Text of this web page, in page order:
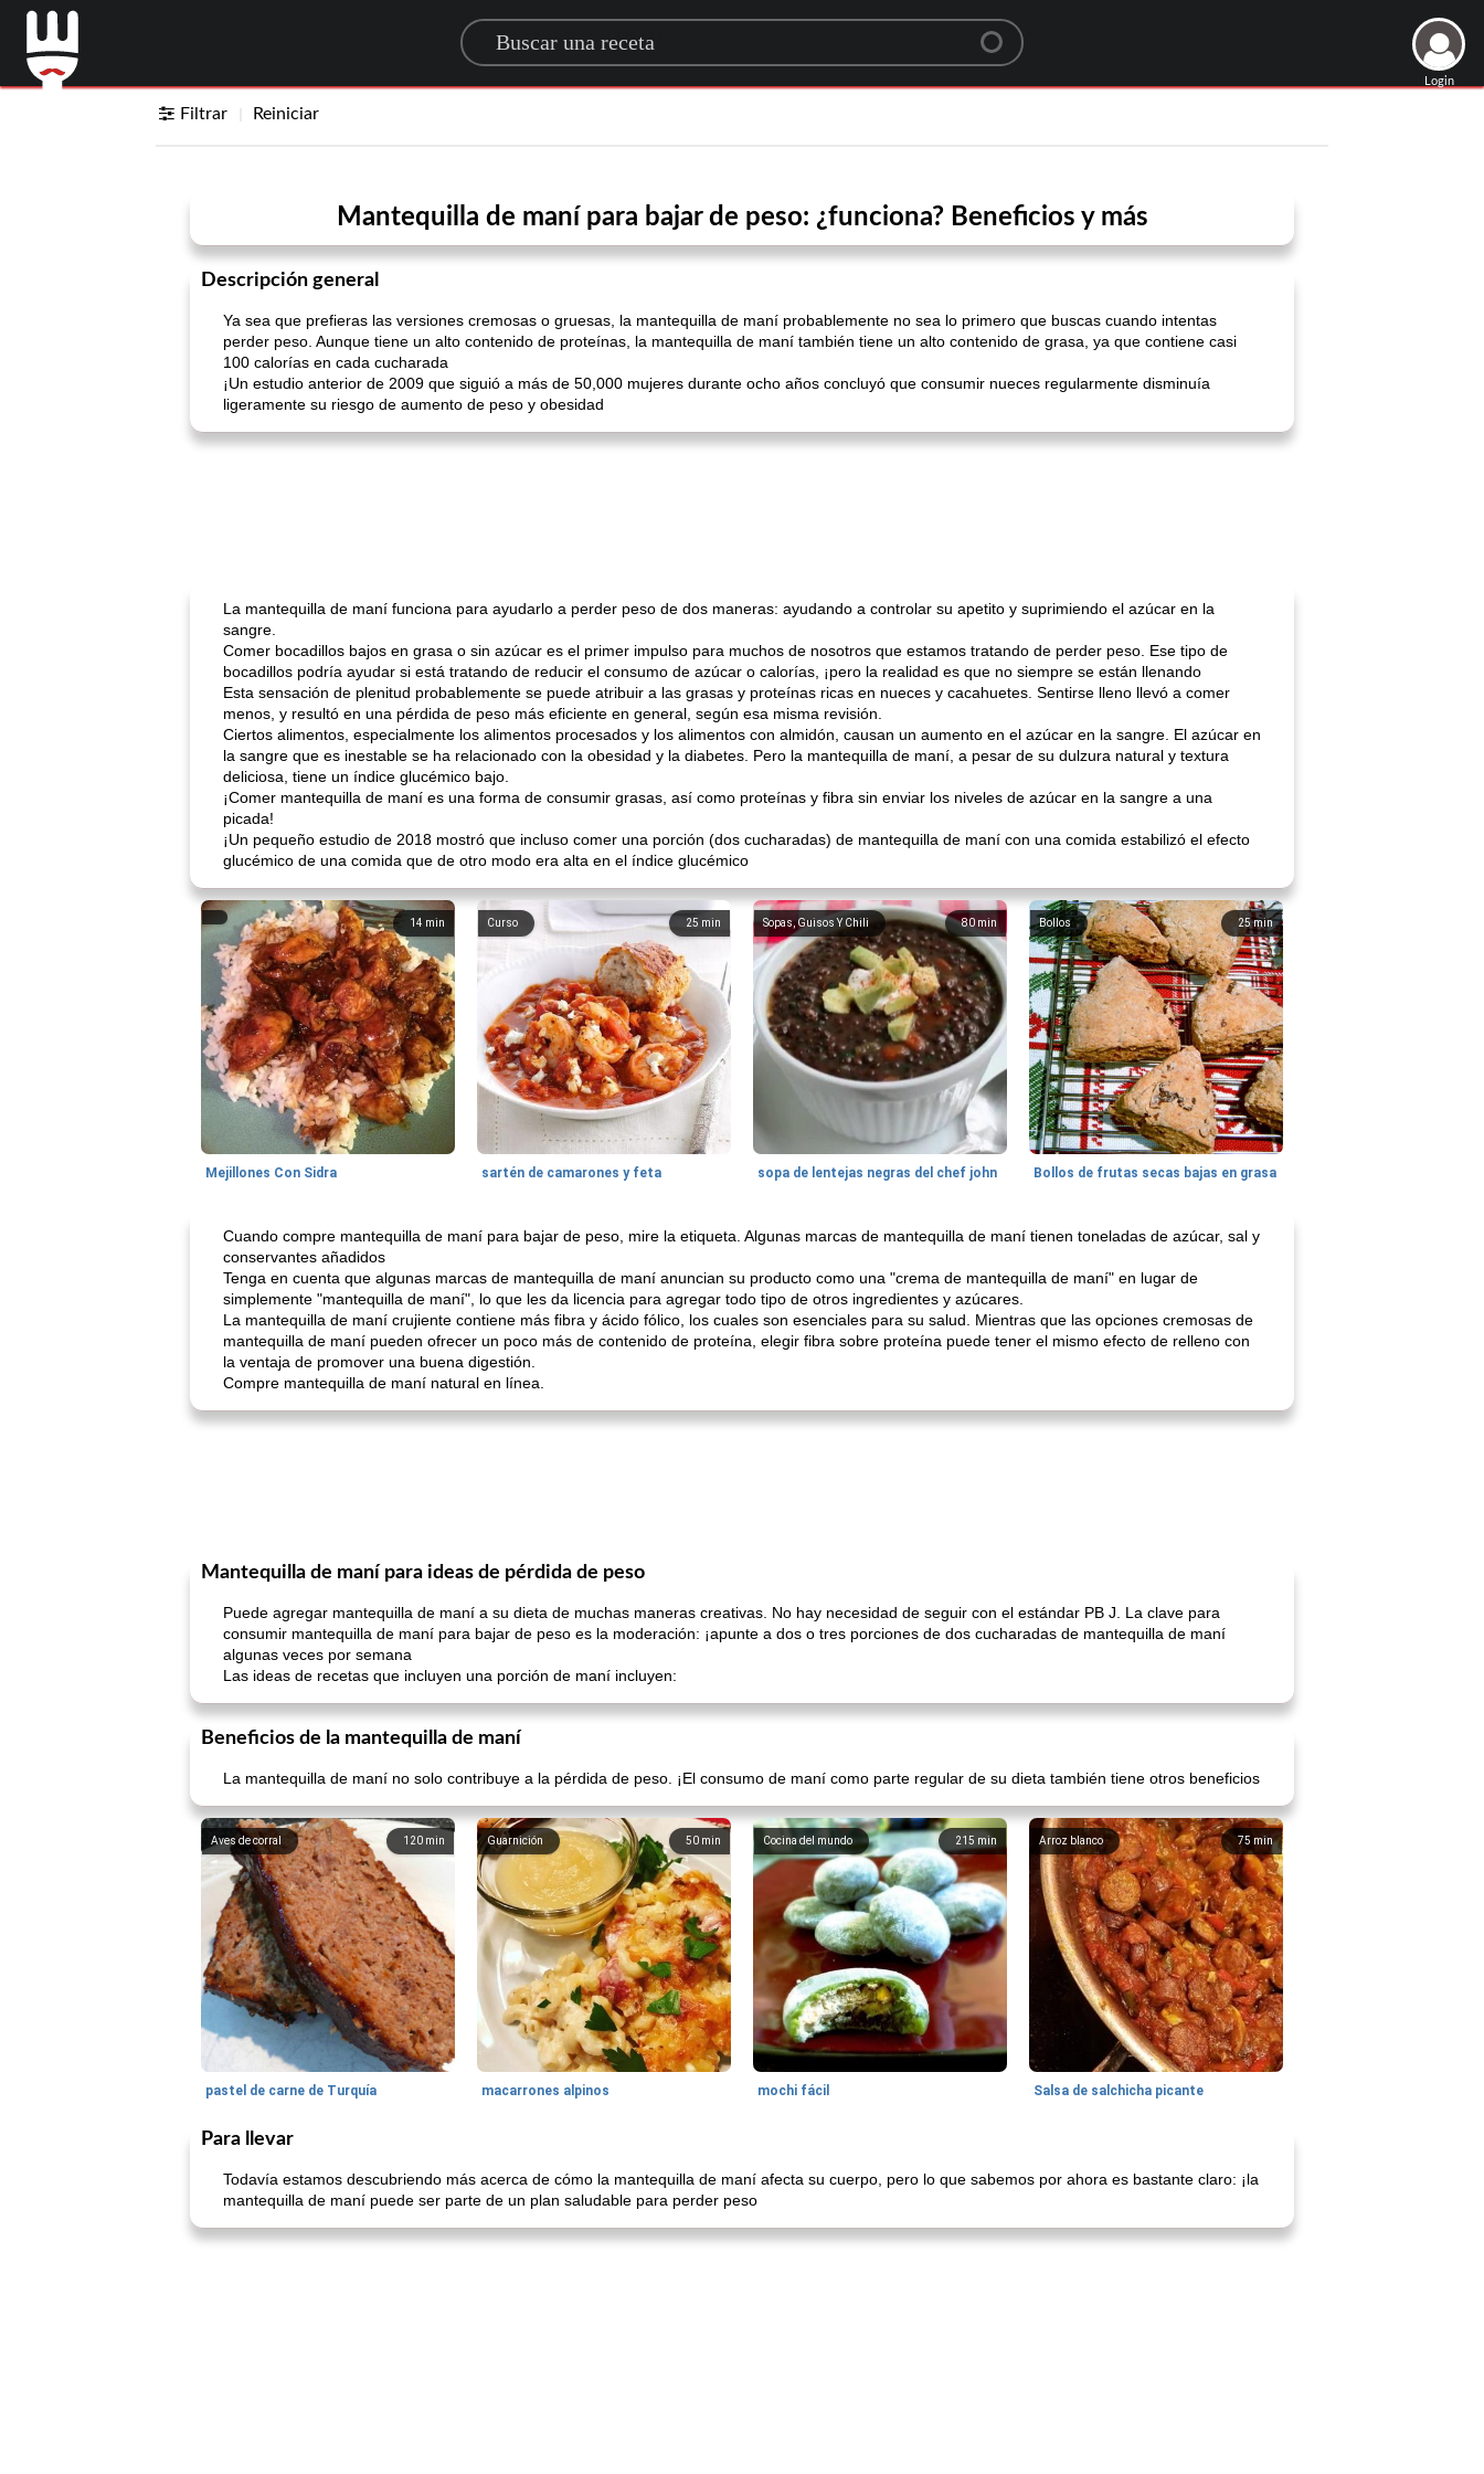
Search for a recipe
Login
Filtrar Reiniciar
Mantequilla de maní para bajar de peso: ¿funciona? Beneficios y más
Descripción general
Ya sea que prefieras las versiones cremosas o gruesas, la mantequilla de maní probablemente no sea lo primero que buscas cuando intentas
perder peso. Aunque tiene un alto contenido de proteínas, la mantequilla de maní también tiene un alto contenido de grasa, ya que contiene casi
100 calorías en cada cucharada
¡Un estudio anterior de 2009 que siguió a más de 50,000 mujeres durante ocho años concluyó que consumir nueces regularmente disminuía
ligeramente su riesgo de aumento de peso y obesidad
La mantequilla de maní funciona para ayudarlo a perder peso de dos maneras: ayudando a controlar su apetito y suprimiendo el azúcar en la
sangre.
Comer bocadillos bajos en grasa o sin azúcar es el primer impulso para muchos de nosotros que estamos tratando de perder peso. Ese tipo de
bocadillos podría ayudar si está tratando de reducir el consumo de azúcar o calorías, ¡pero la realidad es que no siempre se están llenando
Esta sensación de plenitud probablemente se puede atribuir a las grasas y proteínas ricas en nueces y cacahuetes. Sentirse lleno llevó a comer
menos, y resultó en una pérdida de peso más eficiente en general, según esa misma revisión.
Ciertos alimentos, especialmente los alimentos procesados ​​y los alimentos con almidón, causan un aumento en el azúcar en la sangre. El azúcar en
la sangre que es inestable se ha relacionado con la obesidad y la diabetes. Pero la mantequilla de maní, a pesar de su dulzura natural y textura
deliciosa, tiene un índice glucémico bajo.
¡Comer mantequilla de maní es una forma de consumir grasas, así como proteínas y fibra sin enviar los niveles de azúcar en la sangre a una
picada!
¡Un pequeño estudio de 2018 mostró que incluso comer una porción (dos cucharadas) de mantequilla de maní con una comida estabilizó el efecto
glucémico de una comida que de otro modo era alta en el índice glucémico
14 min
Mejillones Con Sidra
25 min
Curso
sartén de camarones y feta
80 min
Sopas, Guisos Y Chili
sopa de lentejas negras del chef john
25min
Bollos
Bollos de frutas secas bajas en grasa
Cuando compre mantequilla de maní para bajar de peso, mire la etiqueta. Algunas marcas de mantequilla de maní tienen toneladas de azúcar, sal y
conservantes añadidos
Tenga en cuenta que algunas marcas de mantequilla de maní anuncian su producto como una "crema de mantequilla de maní" en lugar de
simplemente "mantequilla de maní", lo que les da licencia para agregar todo tipo de otros ingredientes y azúcares.
La mantequilla de maní crujiente contiene más fibra y ácido fólico, los cuales son esenciales para su salud. Mientras que las opciones cremosas de
mantequilla de maní pueden ofrecer un poco más de contenido de proteína, elegir fibra sobre proteína puede tener el mismo efecto de relleno con
la ventaja de promover una buena digestión.
Compre mantequilla de maní natural en línea.
Mantequilla de maní para ideas de pérdida de peso
Puede agregar mantequilla de maní a su dieta de muchas maneras creativas. No hay necesidad de seguir con el estándar PB J. La clave para
consumir mantequilla de maní para bajar de peso es la moderación: ¡apunte a dos o tres porciones de dos cucharadas de mantequilla de maní
algunas veces por semana
Las ideas de recetas que incluyen una porción de maní incluyen:
Beneficios de la mantequilla de maní
La mantequilla de maní no solo contribuye a la pérdida de peso. ¡El consumo de maní como parte regular de su dieta también tiene otros beneficios
120 min
Aves de corral
pastel de carne de Turquía
50 min
Guarnición
macarrones alpinos
215 min
Cocina del mundo
mochi fácil
75 min
Arroz blanco
Salsa de salchicha picante
Para llevar
Todavía estamos descubriendo más acerca de cómo la mantequilla de maní afecta su cuerpo, pero lo que sabemos por ahora es bastante claro: ¡la
mantequilla de maní puede ser parte de un plan saludable para perder peso